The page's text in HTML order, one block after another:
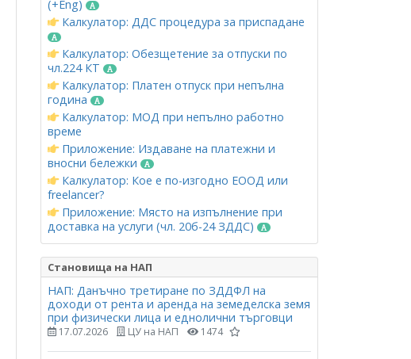
(+Eng)
Калкулатор: ДДС процедура за приспадане
Калкулатор: Обезщетение за отпуски по
чл.224 КТ
Калкулатор: Платен отпуск при непълна
година
Калкулатор: МОД при непълно работно
време
Приложение: Издаване на платежни и
вносни бележки
Калкулатор: Кое е по-изгодно ЕООД или
freelancer?
Приложение: Място на изпълнение при
доставка на услуги (чл. 20б-24 ЗДДС)
Становища на НАП
НАП: Данъчно третиране по ЗДДФЛ на
доходи от рента и аренда на земеделска земя
при физически лица и еднолични търговци
17.07.2026 ЦУ на НАП 1474